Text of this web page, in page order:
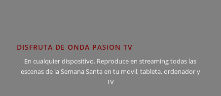
DISFRUTA DE ONDA PASION TV
En cualquier dispositivo. Reproduce en streaming todas las
escenas de la Semana Santa en tu movil, tableta, ordenador y
TV